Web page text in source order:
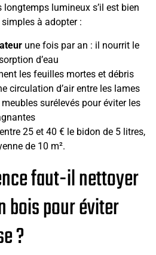
longtemps lumineux s’il est bien
à adopter :
une fois par an : il nourrit le
d’eau
les feuilles mortes et débris
circulation d’air entre les lames
surélevés pour éviter les
25 et 40 € le bidon de 5 litres,
de 10 m².
faut-il nettoyer
bois pour éviter
?